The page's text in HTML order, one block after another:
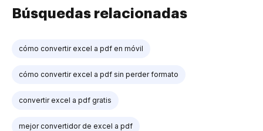
Búsquedas relacionadas
cómo convertir excel a pdf en móvil
cómo convertir excel a pdf sin perder formato
convertir excel a pdf gratis
mejor convertidor de excel a pdf